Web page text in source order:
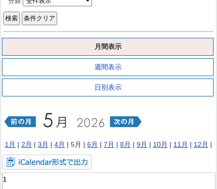
月間表示
週間表示
日別表示
1月 | 2月 | 3月 | 4月 | 5月 | 6月 | 7月 | 8月 | 9月 | 10月 | 11月 | 12月 |
1